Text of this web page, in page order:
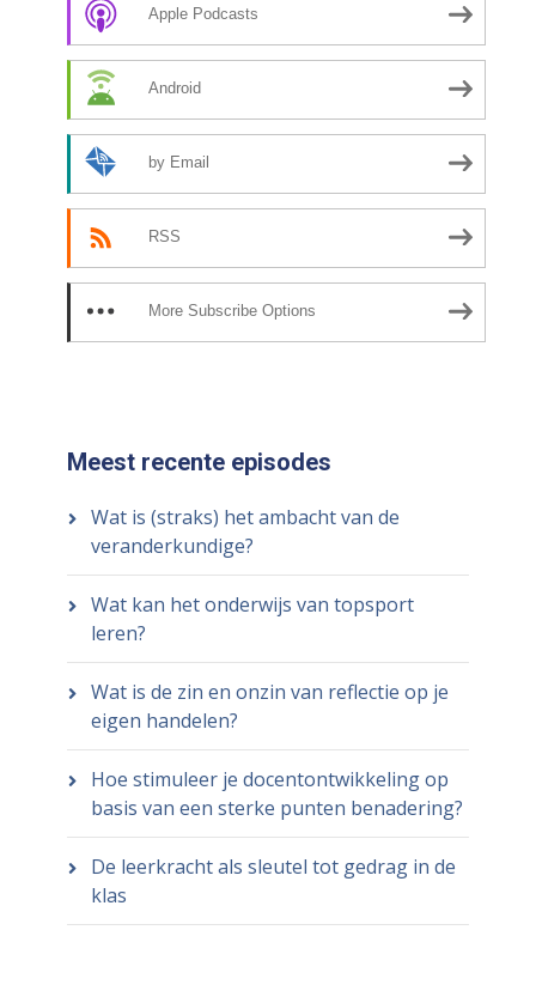
Apple Podcasts
Android
by Email
RSS
More Subscribe Options
Meest recente episodes
Wat is (straks) het ambacht van de
veranderkundige?
Wat kan het onderwijs van topsport
leren?
Wat is de zin en onzin van reflectie op je
eigen handelen?
Hoe stimuleer je docentontwikkeling op
basis van een sterke punten benadering?
De leerkracht als sleutel tot gedrag in de
klas